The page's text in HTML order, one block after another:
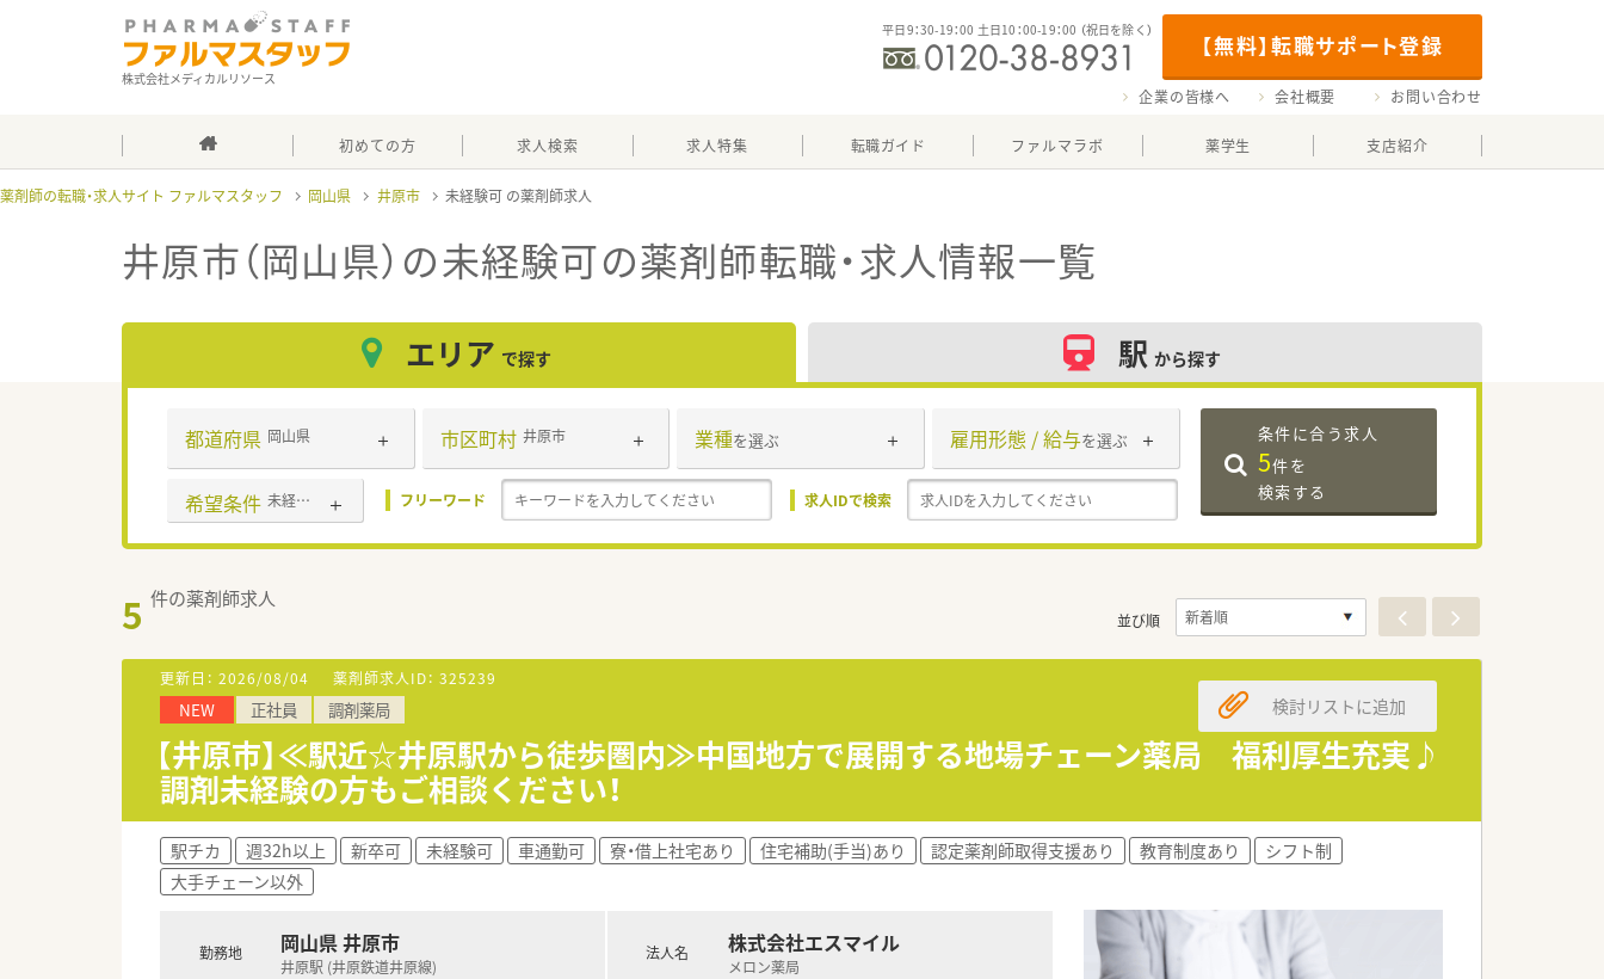
株式会社メディカルリソース
【無料】転職サポート登録
平日9：30-19：00 土日10：00-19：00 （祝日を除く）
企業の皆様へ 会社概要 お問い合わせ
初めての方 求人検索 求人特集 転職ガイド ファルマラボ 薬学生 支店紹介
薬剤師の転職・求人サイト ファルマスタッフ 岡山県 井原市 未経験可
井原市（岡山県）の未経験可の薬剤師転職・求人情報一覧
エリア で探す 駅 から探す
都道府県 岡山県 市区町村 井原市 業種を選ぶ 雇用形態 / 給与を選ぶ
希望条件 未経験可 フリーワード 求人IDで検索
条件に合う求人
5件を
検索する
5 件の薬剤師求人
並び順
更新日： 2026/08/04 薬剤師求人ID： 325239
NEW 正社員 調剤薬局
【井原市】≪駅近☆井原駅から徒歩圏内≫中国地方で展開する地場チェーン薬局 福利厚生充実♪
調剤未経験の方もご相談ください！
検討リストに追加
駅チカ 週32h以上 新卒可 未経験可 車通勤可 寮・借上社宅あり 住宅補助(手当)あり 認定薬剤師取得支援あり 教育制度あり
シフト制
大手チェーン以外
勤務地 岡山県 井原市
井原駅 (井原鉄道井原線)
法人名 株式会社エスマイル
メロン薬局